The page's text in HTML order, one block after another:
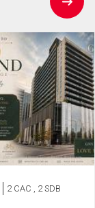
2 CAC , 2 SDB